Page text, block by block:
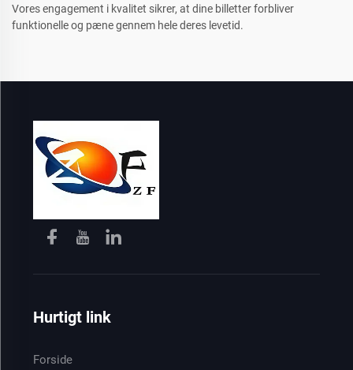
Vores engagement i kvalitet sikrer, at dine billetter forbliver
funktionelle og pæne gennem hele deres levetid.
Hurtigt link
Forside